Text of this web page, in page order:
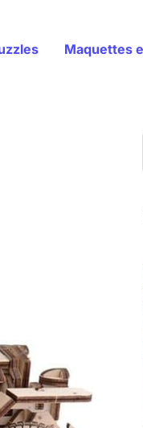
Maquettes